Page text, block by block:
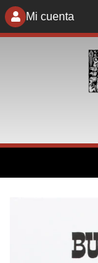
Mi cuenta